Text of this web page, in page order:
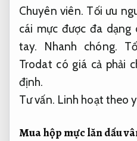
Chuyên viên. Tối ưu
cái mực được đa dạng
tay. Nhanh chóng.
Trodat có giá cả phải
định.
Tư vấn. Linh hoạt theo
Mua hộp mực lăn dấu